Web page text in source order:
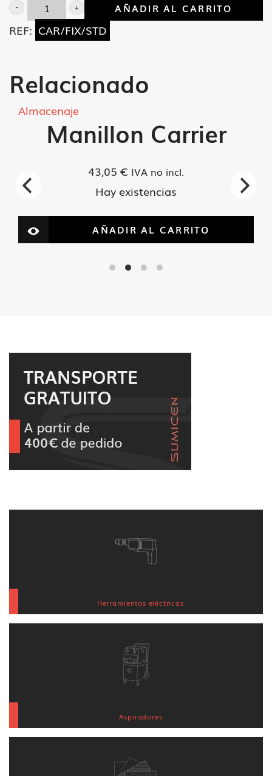
Base
fija
Carrier
cantidad
AÑADIR AL CARRITO
REF: CAR/FIX/STD
Relacionado
Almacenaje
Manillon Carrier
43,05 € IVA no incl.
Hay existencias
AÑADIR AL CARRITO
Herramientas eléctricas
Aspiradores